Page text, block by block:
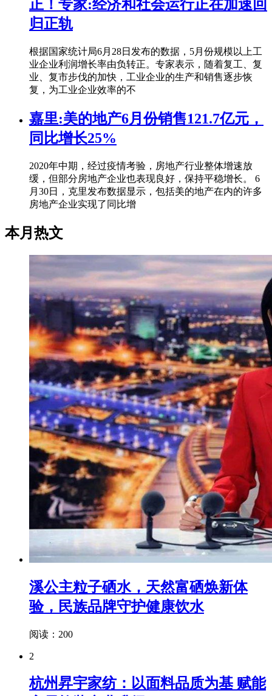
正！专家:经济和社会运行正在加速回
归正轨
根据国家统计局6月28日发布的数据，5月份规模以上工
业企业利润增长率由负转正。专家表示，随着复工、复
业、复市步伐的加快，工业企业的生产和销售逐步恢
复，为工业企业效率的不
嘉里:美的地产6月份销售121.7亿元，
同比增长25%
2020年中期，经过疫情考验，房地产行业整体增速放
缓，但部分房地产企业也表现良好，保持平稳增长。 6
月30日，克里发布数据显示，包括美的地产在内的许多
房地产企业实现了同比增
本月热文
溪公主粒子硒水，天然富硒焕新体
验，民族品牌守护健康饮水
阅读：200
2
杭州昇宇家纺：以面料品质为基 赋能